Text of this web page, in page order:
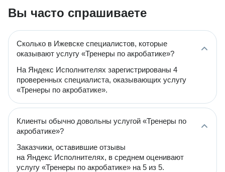
Вы часто спрашиваете
Сколько в Ижевске специалистов, которые
оказывают услугу «Тренеры по акробатике»?
На Яндекс Исполнителях зарегистрированы 4
проверенных специалиста, оказывающих услугу
«Тренеры по акробатике».
Клиенты обычно довольны услугой «Тренеры по
акробатике»?
Заказчики, оставившие отзывы
на Яндекс Исполнителях, в среднем оценивают
услугу «Тренеры по акробатике» на 5 из 5.